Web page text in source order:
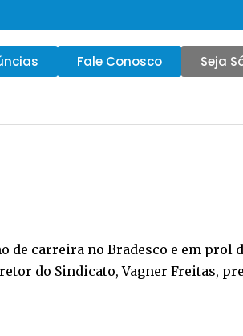
Fale Conosco Seja
de carreira no Bradesco e em prol
do Sindicato, Vagner Freitas,